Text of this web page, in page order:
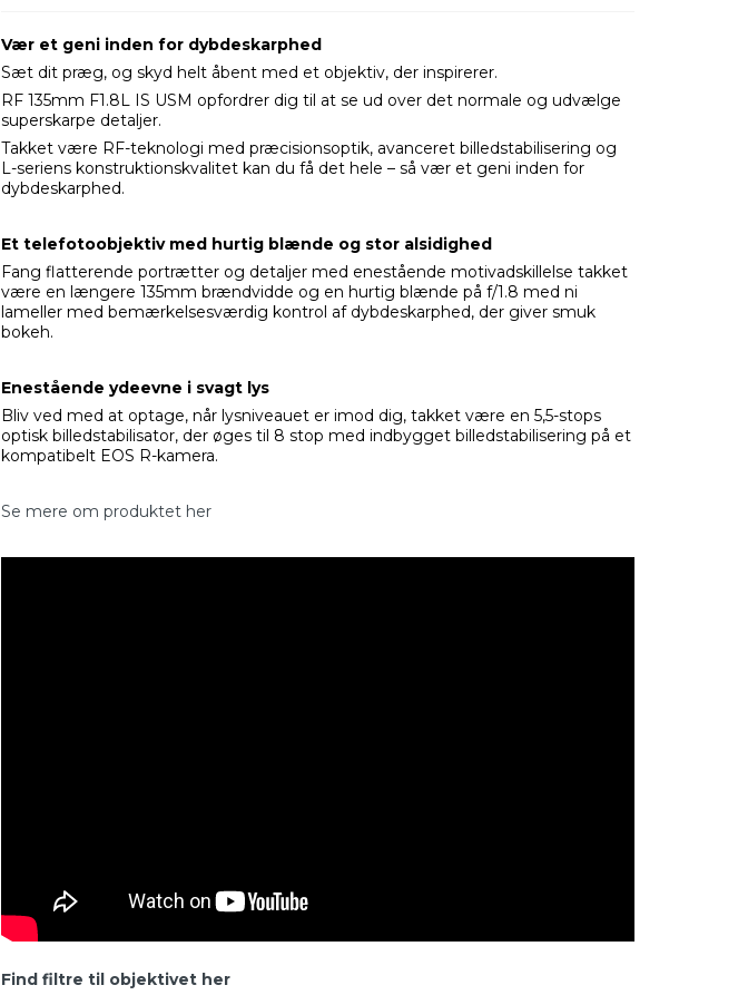
Vær et geni inden for dybdeskarphed
Sæt dit præg, og skyd helt åbent med et objektiv, der inspirerer.
RF 135mm F1.8L IS USM opfordrer dig til at se ud over det normale og udvælge
superskarpe detaljer.
Takket være RF-teknologi med præcisionsoptik, avanceret billedstabilisering og
L-seriens konstruktionskvalitet kan du få det hele – så vær et geni inden for
dybdeskarphed.
Et telefotoobjektiv med hurtig blænde og stor alsidighed
Fang flatterende portrætter og detaljer med enestående motivadskillelse takket
være en længere 135mm brændvidde og en hurtig blænde på f/1.8 med ni
lameller med bemærkelsesværdig kontrol af dybdeskarphed, der giver smuk
bokeh.
Enestående ydeevne i svagt lys
Bliv ved med at optage, når lysniveauet er imod dig, takket være en 5,5-stops
optisk billedstabilisator, der øges til 8 stop med indbygget billedstabilisering på et
kompatibelt EOS R-kamera.
Se mere om produktet her
Find filtre til objektivet her